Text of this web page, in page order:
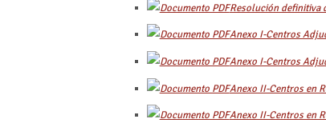
Resolución definitiva
Anexo I-Centros
Anexo I-Centros
Anexo II-Centros en
Anexo II-Centros en